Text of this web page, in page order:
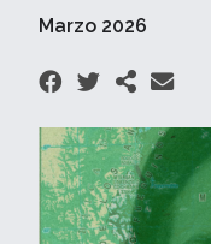
Marzo 2026